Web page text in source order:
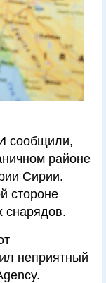
сообщили,
районе
Сирии.
стороне
снарядов.
неприятный